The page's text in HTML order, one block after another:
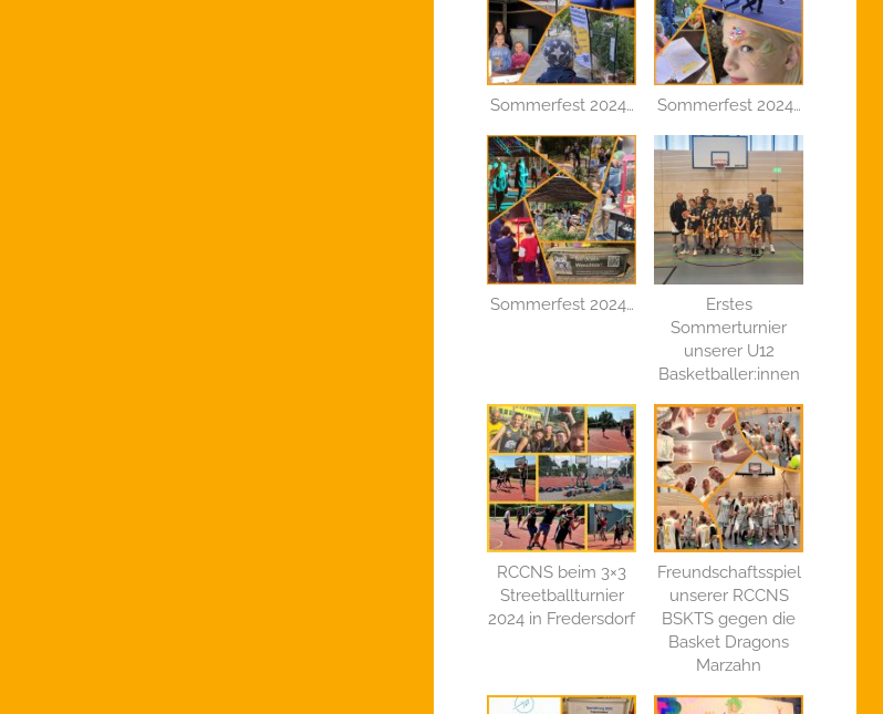
Sommerfest 2024… Sommerfest 2024…
Sommerfest 2024…
Erstes
Sommerturnier
unserer U12
Basketballer:innen
RCCNS beim 3×3
Streetballturnier
2024 in Fredersdorf
Freundschaftsspiel
unserer RCCNS
BSKTS gegen die
Basket Dragons
Marzahn